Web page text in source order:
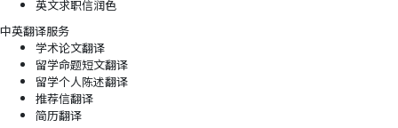
英文求职信润色
中英翻译服务
学术论文翻译
留学命题短文翻译
留学个人陈述翻译
推荐信翻译
简历翻译